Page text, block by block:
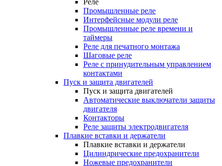
Реле
Промышленные реле
Интерфейсные модули реле
Промышленные реле времени и
таймеры
Реле для печатного монтажа
Шаговые реле
Реле с принудительным управлением
контактами
Пуск и защита двигателей
Пуск и защита двигателей
Автоматические выключатели защиты
двигателя
Контакторы
Реле защиты электродвигателя
Плавкие вставки и держатели
Плавкие вставки и держатели
Цилиндрические предохранители
Ножевые предохранители